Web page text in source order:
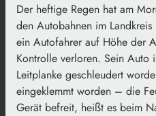
Der heftige Regen hat am
den Autobahnen im
ein Autofahrer auf Höhe der
Kontrolle verloren. Sein Auto
Leitplanke geschleudert
eingeklemmt worden – die
Gerät befreit, heißt es beim